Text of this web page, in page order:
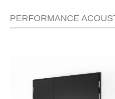
PERFORMANCE